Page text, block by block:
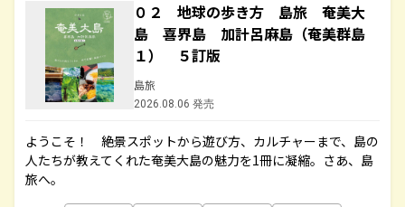
０２ 地球の歩き方 島旅 奄美大
島 喜界島 加計呂麻島（奄美群島
１） ５訂版
島旅
2026.08.06 発売
ようこそ！ 絶景スポットから遊び方、カルチャーまで、島の
人たちが教えてくれた奄美大島の魅力を1冊に凝縮。さあ、島
旅へ。